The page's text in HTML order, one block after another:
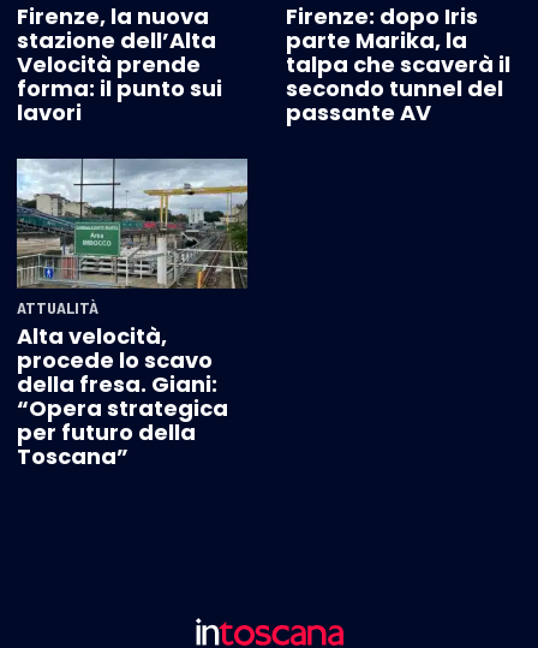
Firenze, la nuova
stazione dell’Alta
Velocità prende
forma: il punto sui
lavori
Firenze: dopo Iris
parte Marika, la
talpa che scaverà il
secondo tunnel del
passante AV
ATTUALITÀ
Alta velocità,
procede lo scavo
della fresa. Giani:
“Opera strategica
per futuro della
Toscana”